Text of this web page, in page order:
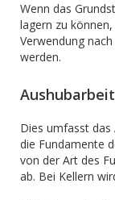
Wenn das
lagern zu
Verwendung
werden.
Dies umfasst das
die Fundamente
von der Art des
ab. Bei Kellern